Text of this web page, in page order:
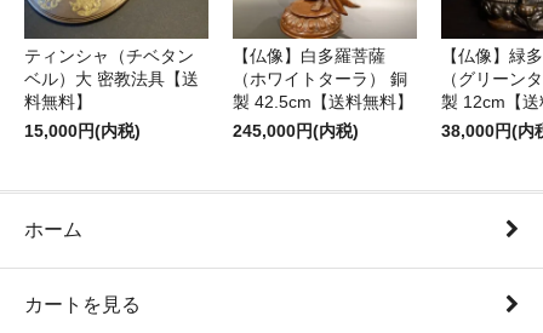
ティンシャ（チベタン
ベル）大 密教法具【送
料無料】
15,000円(内税)
【仏像】白多羅菩薩
（ホワイトターラ） 銅
製 42.5cm【送料無料】
245,000円(内税)
【仏像】緑
（グリーン
製 12cm【
38,000円(内
ホーム
カートを見る